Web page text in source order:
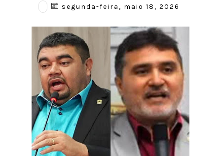
segunda-feira, maio 18, 2026